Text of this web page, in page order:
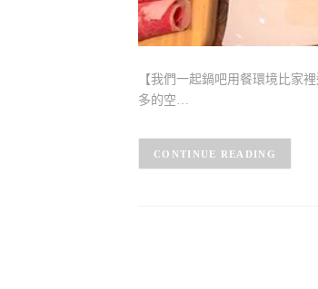
【我們一起鍋吧用餐環境比家
多的空…
CONTINUE READING